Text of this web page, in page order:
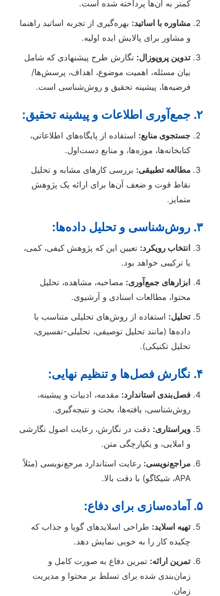
کمتر به آن‌ها پرداخته شده است.
مشاوره با اساتید: بهره‌گیری از تجربه اساتید راهنما
و مشاور برای پالایش ایده اولیه.
تدوین پروپوزال: نگارش طرح پیشنهادی که شامل
بیان مسئله، اهمیت موضوع، اهداف، پرسش‌ها/
فرضیه‌ها، پیشینه تحقیق و روش‌شناسی است.
۲. جمع‌آوری اطلاعات و پیشینه تحقیق:
جستجوی منابع: استفاده از پایگاه‌های اطلاعاتی،
کتابخانه‌ها، موزه‌ها، و منابع دست‌اول.
مطالعه تطبیقی: بررسی کارهای مشابه و تحلیل
نقاط قوت و ضعف آن‌ها برای ارائه یک پژوهش
متمایز.
۳. روش‌شناسی و تحلیل داده‌ها:
انتخاب رویکرد: تعیین این که پژوهش کیفی، کمی،
یا ترکیبی خواهد بود.
ابزارهای جمع‌آوری: مصاحبه، مشاهده، تحلیل
محتوا، مطالعات اسنادی و آرشیوی.
تحلیل: استفاده از روش‌های تحلیلی متناسب با
داده‌ها (مانند تحلیل توصیفی، تحلیلی-تفسیری،
تحلیل تکنیکی).
۴. نگارش فصل‌ها و تنظیم نهایی:
فصل‌بندی استاندارد: مقدمه، ادبیات و پیشینه،
روش‌شناسی، یافته‌ها، بحث و نتیجه‌گیری.
ویراستاری: دقت در نگارش، رعایت اصول نگارشی
و املایی، و یکپارچگی متن.
مراجع‌نویسی: رعایت استاندارد مرجع‌نویسی (مثلاً
APA، شیکاگو) با دقت بالا.
۵. آماده‌سازی برای دفاع:
تهیه اسلاید: طراحی اسلایدهای گویا و جذاب که
چکیده کار را به خوبی نمایش دهد.
تمرین ارائه: تمرین دفاع به صورت کامل و
زمان‌بندی شده برای تسلط بر محتوا و مدیریت
زمان.